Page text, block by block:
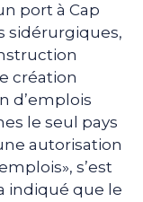
port à Cap
sidérurgiques,
création
d’emplois
le seul pays
autorisation
s’est
indiqué que le